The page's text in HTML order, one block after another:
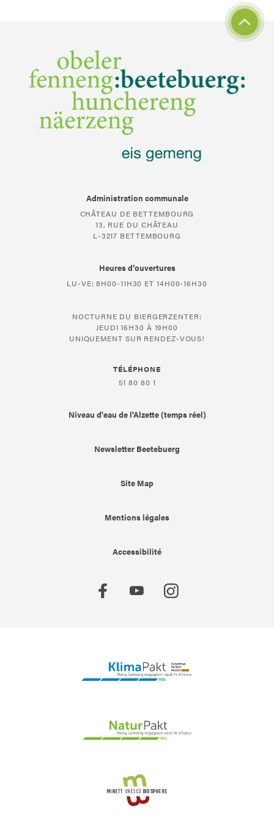
Administration communale
CHÂTEAU DE BETTEMBOURG
13, RUE DU CHÂTEAU
L-3217 BETTEMBOURG
Heures d’ouvertures
LU-VE: 8H00-11H30 ET 14H00-16H30
NOCTURNE DU BIERGERZENTER:
JEUDI 16H30 À 19H00
UNIQUEMENT SUR RENDEZ-VOUS!
TÉLÉPHONE
51 80 80 1
Niveau d'eau de l'Alzette (temps réel)
Newsletter Beetebuerg
Site Map
Mentions légales
Accessibilité